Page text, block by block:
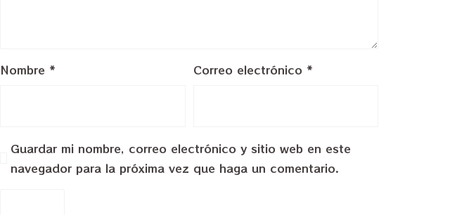
Nombre * Correo electrónico *
Guardar mi nombre, correo electrónico y sitio web en este
navegador para la próxima vez que haga un comentario.